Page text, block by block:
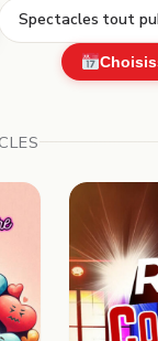
Spectacles tout